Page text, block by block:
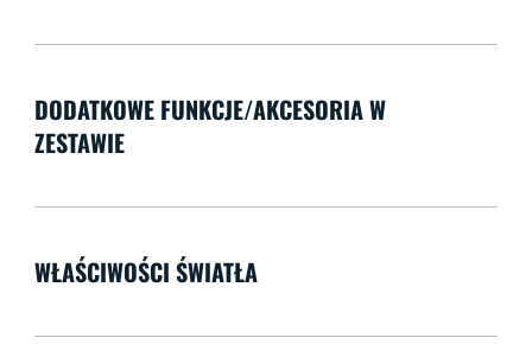
DODATKOWE FUNKCJE/AKCESORIA W
ZESTAWIE
WŁAŚCIWOŚCI ŚWIATŁA